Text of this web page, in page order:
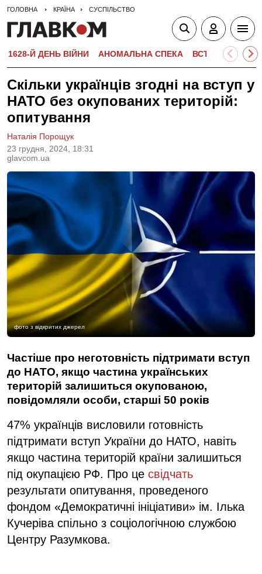
ГОЛОВНА КРАЇНА СУСПІЛЬСТВО
1628-Й ДЕНЬ ВІЙНИ АНОМАЛЬНА СПЕКА ВСТУПНА
Скільки українців згодні на вступ у
НАТО без окупованих територій:
опитування
23 грудня, 2024, 18:31
glavcom.ua
Наталія Порощук
фото з відкритих джерел
Частіше про неготовність підтримати вступ
до НАТО, якщо частина українських
територій залишиться окупованою,
повідомляли особи, старші 50 років
47% українців висловили готовність
підтримати вступ України до НАТО, навіть
якщо частина територій країни залишиться
під окупацією РФ. Про це свідчать
результати опитування, проведеного
фондом «Демократичні ініціативи» ім. Ілька
Кучеріва спільно з соціологічною службою
Центру Разумкова.